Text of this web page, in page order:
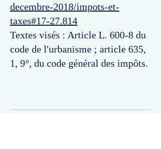
decembre-2018/impots-et-
taxes#17-27.814
Textes visés : Article L. 600-8 du
code de l'urbanisme ; article 635,
1, 9°, du code général des impôts.